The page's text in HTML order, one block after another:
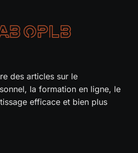
des articles sur le
la formation en ligne, le
efficace et bien plus